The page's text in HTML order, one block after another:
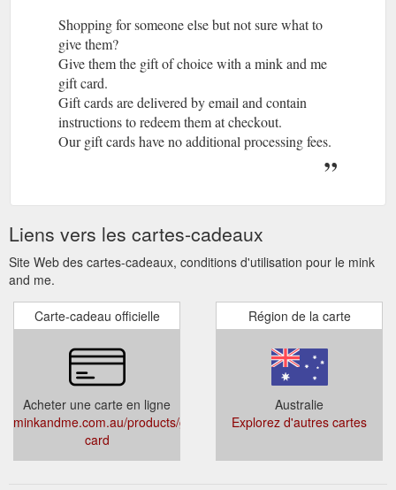
Shopping for someone else but not sure what to
give them?
Give them the gift of choice with a mink and me
gift card.
Gift cards are delivered by email and contain
instructions to redeem them at checkout.
Our gift cards have no additional processing fees.
Liens vers les cartes-cadeaux
Site Web des cartes-cadeaux, conditions d'utilisation pour le mink
and me.
Carte-cadeau officielle
Acheter une carte en ligne
minkandme.com.au/products/gift-
card
Région de la carte
Australie
Explorez d'autres cartes